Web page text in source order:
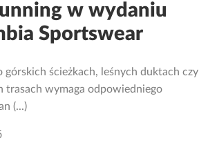
w wydaniu
Sportswear
górskich ścieżkach, leśnych duktach czy
trasach wymaga odpowiedniego
(...)